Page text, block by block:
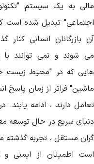
به یک سیستم
تبدیل شده است
بازرگانان انسانی کنار
شوند و نمی توانند با
که در "محیط زیست
فراتر از زمان پاسخ
دارند ، ادامه یابند.
سریع در حال توسعه
مستقل ، تجربه گذشته
اطمینان از ایمنی و